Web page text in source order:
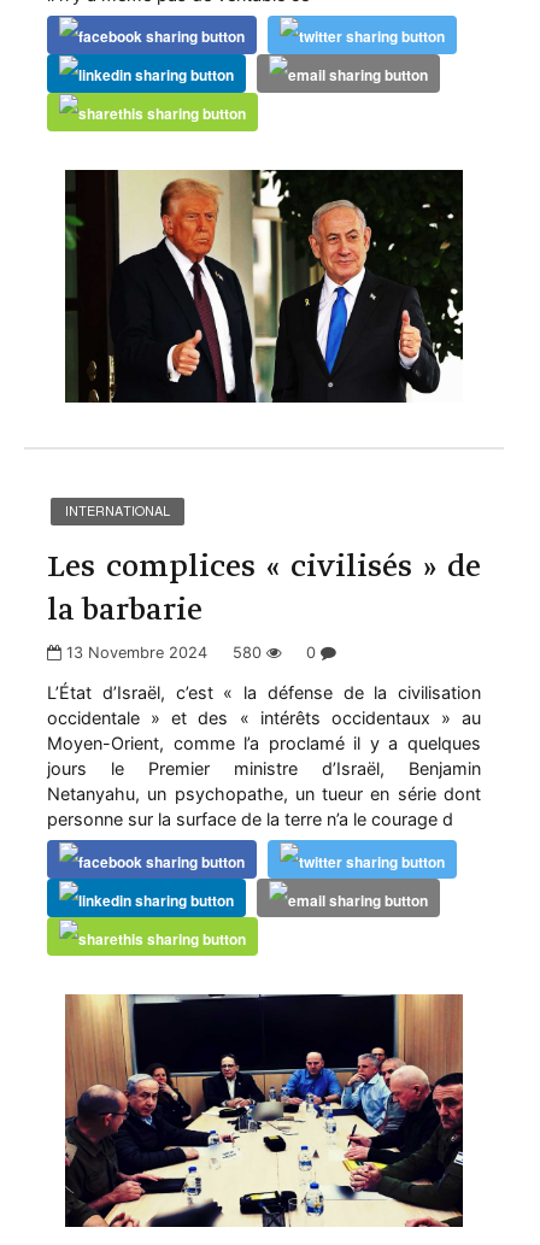
INTERNATIONAL
Les complices « civilisés » de
la barbarie
13 Novembre 2024 580 0
L’État d’Israël, c’est « la défense de la civilisation
occidentale » et des « intérêts occidentaux » au
Moyen-Orient, comme l’a proclamé il y a quelques
jours le Premier ministre d’Israël, Benjamin
Netanyahu, un psychopathe, un tueur en série dont
personne sur la surface de la terre n’a le courage d